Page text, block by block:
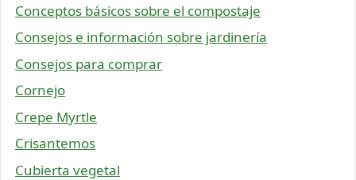
Conceptos básicos sobre el compostaje
Consejos e información sobre jardinería
Consejos para comprar
Cornejo
Crepe Myrtle
Crisantemos
Cubierta vegetal